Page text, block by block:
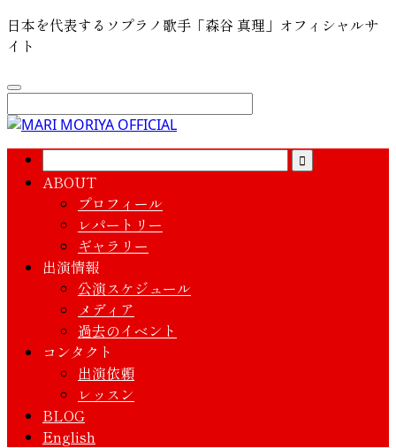
日本を代表するソプラノ歌手「森谷 真理」オフィシャルサ
イト
ABOUT
プロフィール
レパートリー
ギャラリー
出演情報
公演スケジュール
メディア
過去のイベント
コンタクト
出演依頼
レッスン
BLOG
English